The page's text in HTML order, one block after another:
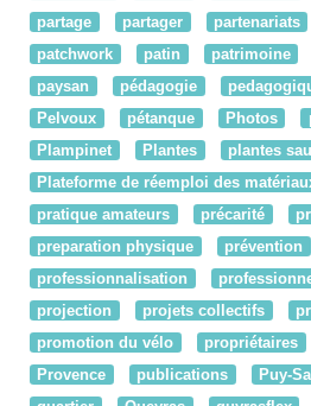
partage
partager partenariats
patchwork
patin patrimoine
paysan
pédagogie
Pelvoux
pétanque Photos
Plampinet
Plantes
plantes
Plateforme de réemploi des
pratique amateurs
précarité
preparation physique
prévention
professionnalisation
projection
projets collectifs
promotion du vélo
propriétaires
Provence
publications Puy-